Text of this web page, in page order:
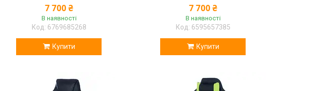
7 700 ₴
В наявності
6769685268
Купити
7 700 ₴
В наявності
6595657385
Купити